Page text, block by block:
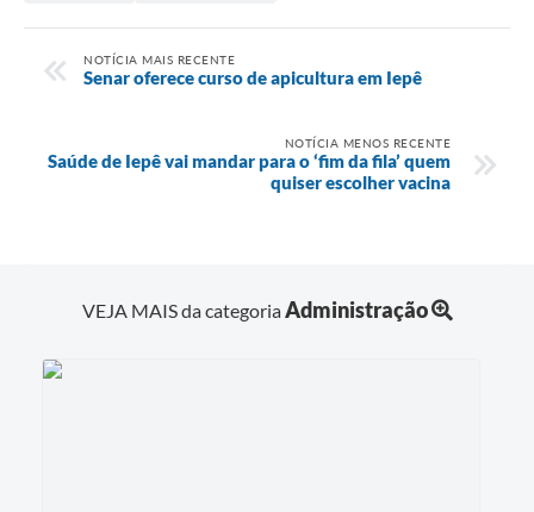
NOTÍCIA MAIS RECENTE
Senar oferece curso de apicultura em Iepê
NOTÍCIA MENOS RECENTE
Saúde de Iepê vai mandar para o ‘fim da fila’ quem
quiser escolher vacina
VEJA MAIS da categoriaAdministração